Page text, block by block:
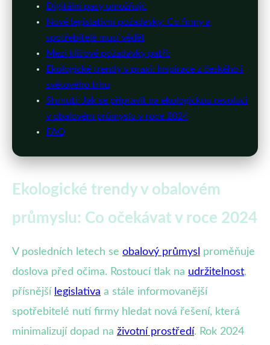
Digitální pasy umožňují:
Nové legislativní požadavky: Co firmy a
spotřebitelé musí vědět
Mezi klíčové požadavky patří:
Ekologické trendy v praxi: Inspirace z českého i
světového trhu
Shrnutí: Jak se připravit na ekologickou revoluci
v obalovém průmyslu v roce 2024
FAQ
Ekologické trendy v obalovém
průmyslu: Co očekávat v roce 2024
V posledních letech se obalový průmysl
proměňuje
doslova před očima. Rostoucí tlak na udržitelnost,
přísnější legislativa a stále informovanější
spotřebitelé nutí firmy hledat nová řešení, která
minimalizují dopad na životní prostředí. Rok 2024